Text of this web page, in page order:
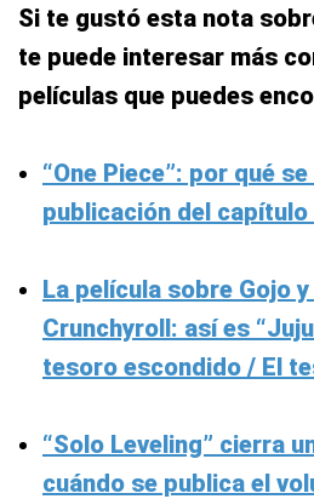
Si te gustó esta nota
te puede interesar más
películas que puedes
“One Piece”: por qué
publicación del
La película sobre Gojo
Crunchyroll: así es
tesoro escondido / El
“Solo Leveling” cierra
cuándo se publica el